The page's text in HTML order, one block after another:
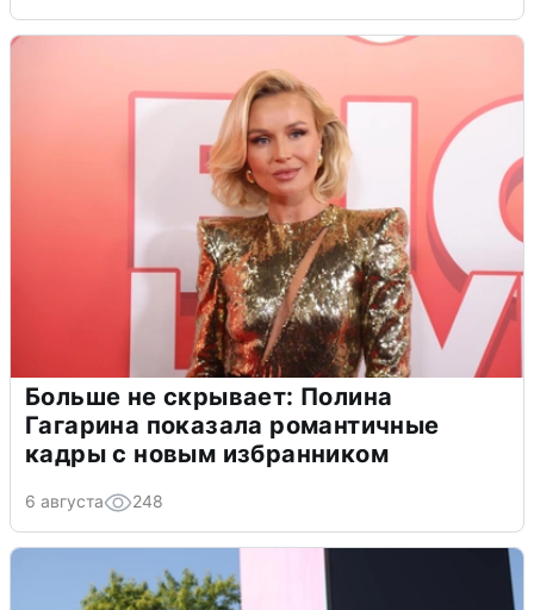
Больше не скрывает: Полина
Гагарина показала романтичные
кадры с новым избранником
6 августа 248